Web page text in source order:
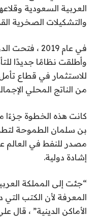
العربية السعودية
والتشكيلات الصخرية
في عام 2019 ،
وأطلقت نظامًا جديدًا
من الناتج المحلي الإجمالي
كانت هذه الخطوة جزءًا
بن سلمان الطموحة
مصدر للنفط في العالم
إشادة دولية.
“جئت إلى المملكة
المعرفة لأن الكتب
الأماكن الدينية” ، قال